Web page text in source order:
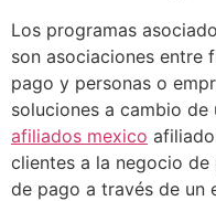
Los programas
son asociaciones entre
pago y personas o
soluciones a cambio de
afiliados mexico
clientes a la negocio
de pago a través de un